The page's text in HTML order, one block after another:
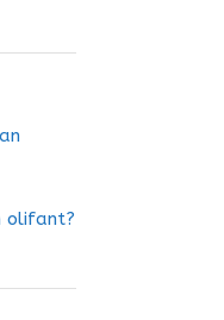
olifant?